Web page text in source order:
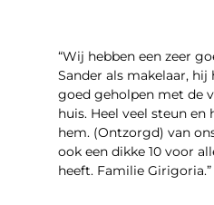
“Wij hebben een zeer
Sander als makelaar,
goed geholpen met de
huis. Heel veel steun
hem. (Ontzorgd) van
ook een dikke 10 voor
heeft. Familie Girigoria.”